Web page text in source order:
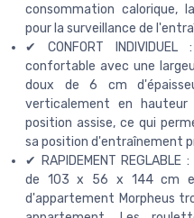
consommation calorique,
pour la surveillance de
✔ CONFORT
confortable avec une
doux de 6 cm
verticalement en
position assise, ce qui
sa position d'entraînement
✔ RAPIDEMENT
de 103 x 56 x 144 cm
d'appartement Morpheus